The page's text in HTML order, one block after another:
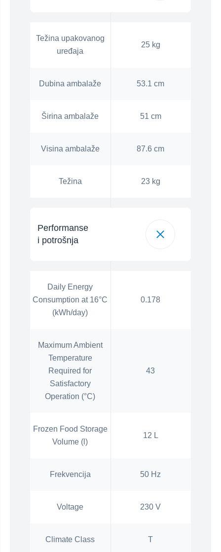
Težina upakovanog
uređaja
25 kg
Dubina ambalaže 53.1 cm
Širina ambalaže 51 cm
Visina ambalaže 87.6 cm
Težina 23 kg
Performanse
i potrošnja
Daily Energy
Consumption at 16°C
(kWh/day)
0.178
Maximum Ambient
Temperature
Required for
Satisfactory
Operation (°C)
43
Frozen Food Storage
Volume (l)
12 L
Frekvencija 50 Hz
Voltage 230 V
Climate Class T